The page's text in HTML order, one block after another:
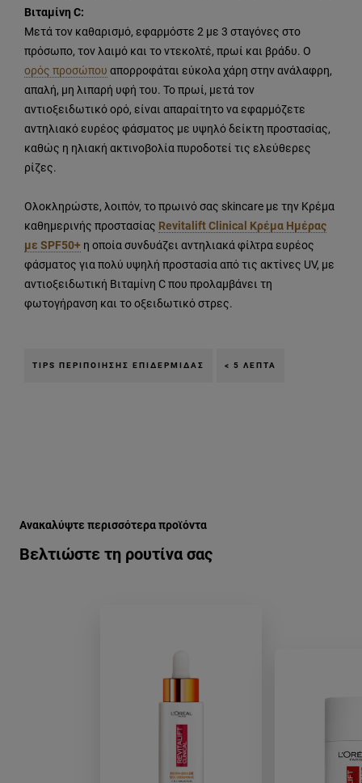
Βιταμίνη C:
Μετά τον καθαρισμό, εφαρμόστε 2 με 3 σταγόνες στο
πρόσωπο, τον λαιμό και το ντεκολτέ, πρωί και βράδυ. Ο
ορός προσώπου απορροφάται εύκολα χάρη στην ανάλαφρη,
απαλή, μη λιπαρή υφή του. Το πρωί, μετά τον
αντιοξειδωτικό ορό, είναι απαραίτητο να εφαρμόζετε
αντηλιακό ευρέος φάσματος με υψηλό δείκτη προστασίας,
καθώς η ηλιακή ακτινοβολία πυροδοτεί τις ελεύθερες
ρίζες.
Ολοκληρώστε, λοιπόν, το πρωινό σας skincare με την Κρέμα
καθημερινής προστασίας Revitalift Clinical Κρέμα Ημέρας
με SPF50+ η οποία συνδυάζει αντηλιακά φίλτρα ευρέος
φάσματος για πολύ υψηλή προστασία από τις ακτίνες UV, με
αντιοξειδωτική Βιταμίνη C που προλαμβάνει τη
φωτογήρανση και το οξειδωτικό στρες.
TIPS ΠΕΡΙΠΟΊΗΣΗΣ ΕΠΙΔΕΡΜΊΔΑΣ < 5 ΛΕΠΤΆ
Βελτιώστε τη ρουτίνα σας
Ανακαλύψτε περισσότερα προϊόντα